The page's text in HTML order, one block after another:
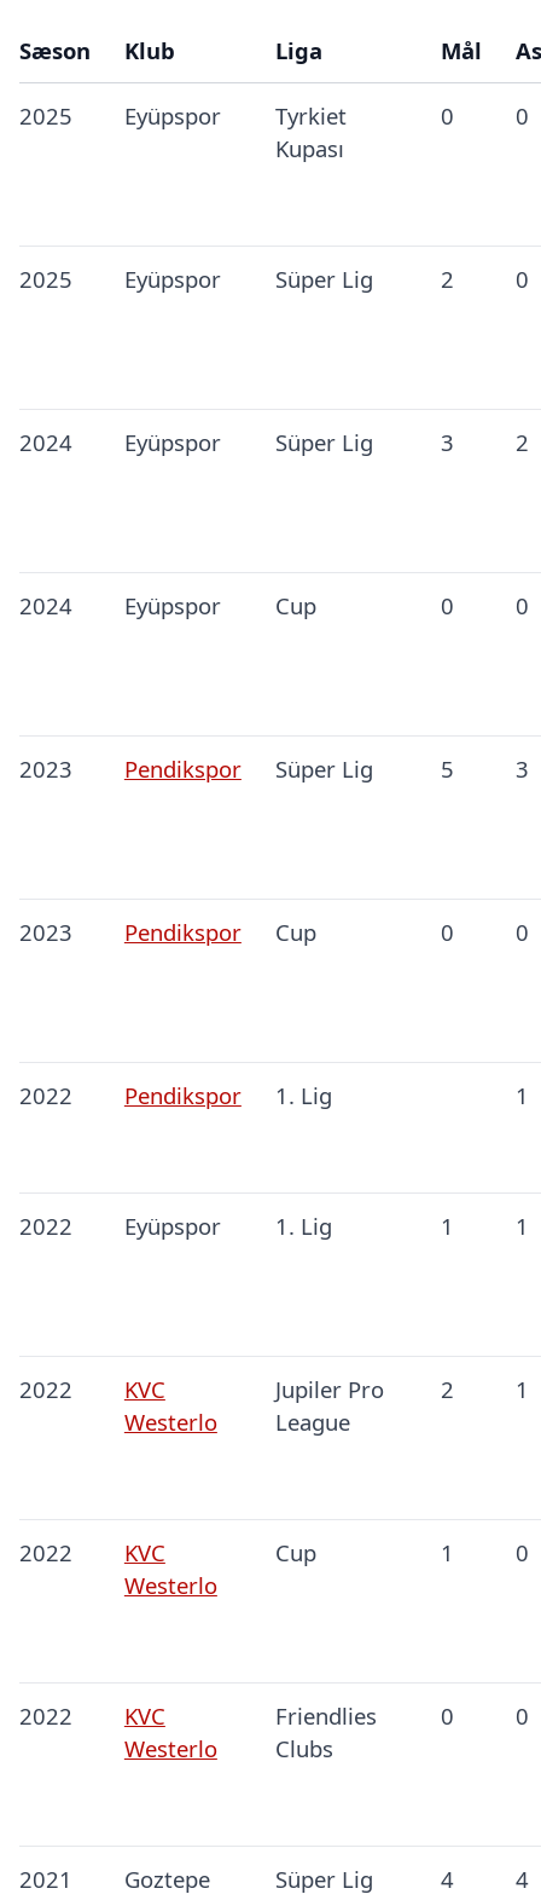
Sæson Klub Liga Mål
2025 Eyüpspor
Tyrkiet
Kupası
0 0
2025 Eyüpspor Süper Lig 2 0
2024 Eyüpspor Süper Lig 3 2
2024 Eyüpspor Cup 0 0
2023 Pendikspor Süper Lig 5 3
2023 Pendikspor Cup 0 0
2022 Pendikspor 1. Lig 1
2022 Eyüpspor 1. Lig 1 1
2022
KVC
Westerlo
Jupiler Pro
League
2 1
2022
KVC
Westerlo
Cup 1 0
2022
KVC
Westerlo
Friendlies
Clubs
0 0
2021 Goztepe Süper Lig 4 4